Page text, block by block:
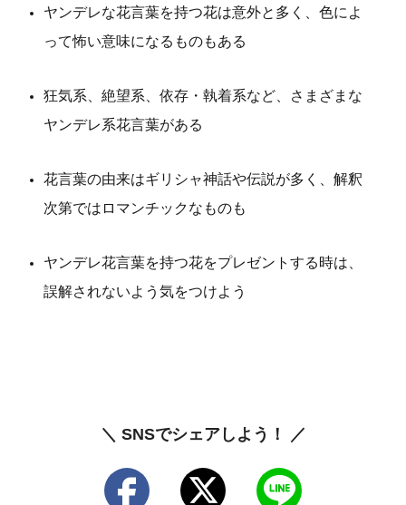
ヤンデレな花言葉を持つ花は意外と多く、色によ
って怖い意味になるものもある
狂気系、絶望系、依存・執着系など、さまざまな
ヤンデレ系花言葉がある
花言葉の由来はギリシャ神話や伝説が多く、解釈
次第ではロマンチックなものも
ヤンデレ花言葉を持つ花をプレゼントする時は、
誤解されないよう気をつけよう
＼ SNSでシェアしよう！ ／